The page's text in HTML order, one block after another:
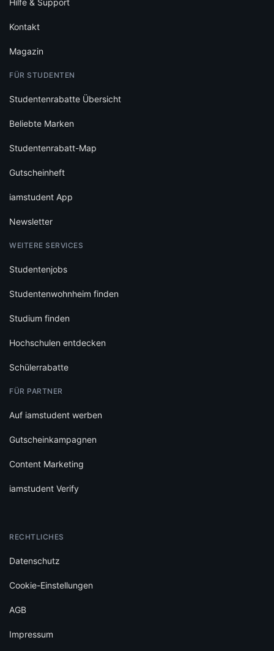
Kontakt
Magazin
FÜR STUDENTEN
Studentenrabatte Übersicht
Beliebte Marken
Studentenrabatt-Map
Gutscheinheft
iamstudent App
Newsletter
WEITERE SERVICES
Studentenjobs
Studentenwohnheim finden
Studium finden
Hochschulen entdecken
Schülerrabatte
FÜR PARTNER
Auf iamstudent werben
Gutscheinkampagnen
Content Marketing
iamstudent Verify
RECHTLICHES
Datenschutz
Cookie-Einstellungen
AGB
Impressum